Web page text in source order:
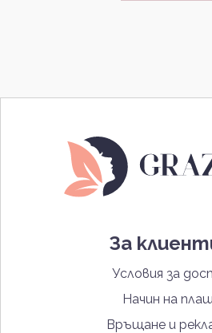
За
Условия за
Начин на
Връщане и